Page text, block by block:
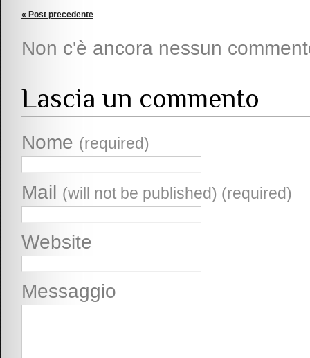
« Post precedente
Non c'è ancora nessun
Lascia un commento
Nome (required)
Mail (will not be published) (required)
Website
Messaggio